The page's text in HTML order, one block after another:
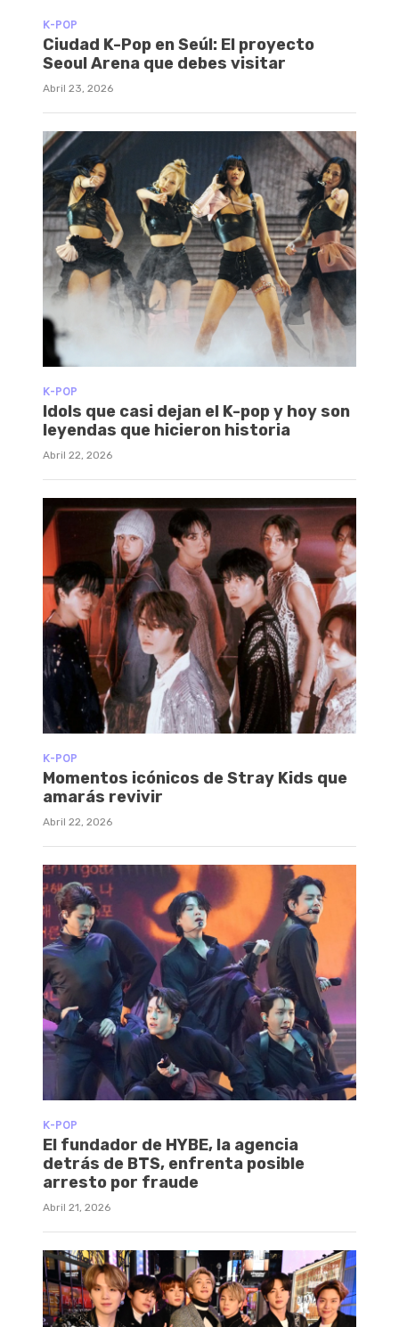
K-POP
Ciudad K-Pop en Seúl: El proyecto
Seoul Arena que debes visitar
Abril 23, 2026
K-POP
Idols que casi dejan el K-pop y hoy son
leyendas que hicieron historia
Abril 22, 2026
K-POP
Momentos icónicos de Stray Kids que
amarás revivir
Abril 22, 2026
K-POP
El fundador de HYBE, la agencia
detrás de BTS, enfrenta posible
arresto por fraude
Abril 21, 2026